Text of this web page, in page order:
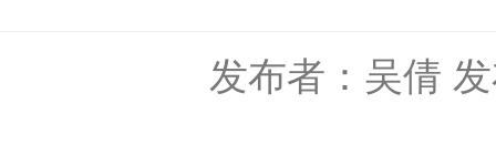
发布者：吴倩